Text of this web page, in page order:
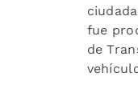
fue
de